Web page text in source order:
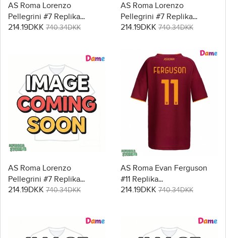
AS Roma Lorenzo
Pellegrini #7 Replika
Hjemmebanetrøje Dame
214.19DKK 740.34DKK
AS Roma Lorenzo
Pellegrini #7 Replika
Udebanetrøje Dame 2025-
214.19DKK 740.34DKK
AS Roma Lorenzo
Pellegrini #7 Replika
Tredjetrøje Dame 2025-26
214.19DKK 740.34DKK
AS Roma Evan Ferguson
#11 Replika
Hjemmebanetrøje Dame
214.19DKK 740.34DKK